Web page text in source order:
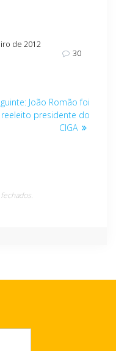
de 2012
30
Post
seguinte:
João Romão foi
reeleito presidente do
CIGA